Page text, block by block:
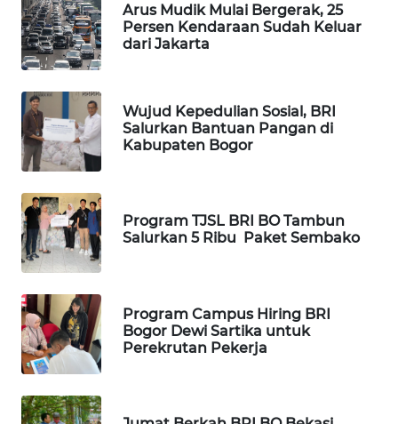
Arus Mudik Mulai Bergerak, 25
Persen Kendaraan Sudah Keluar
dari Jakarta
Wujud Kepedulian Sosial, BRI
Salurkan Bantuan Pangan di
Kabupaten Bogor
Program TJSL BRI BO Tambun
Salurkan 5 Ribu Paket Sembako
Program Campus Hiring BRI
Bogor Dewi Sartika untuk
Perekrutan Pekerja
WAHANANEWS
CO ID
NET
WAHANA
SPORT
WAHANA
UMKM
WAHANA
SELEB
WAHANA
PERSONA
WAHANA